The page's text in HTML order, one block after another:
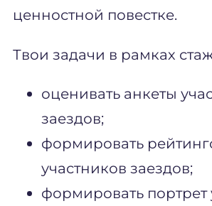
ценностной повестке.
Твои задачи в рамках
оценивать анкеты
заездов;
формировать
участников заездов;
формировать портрет